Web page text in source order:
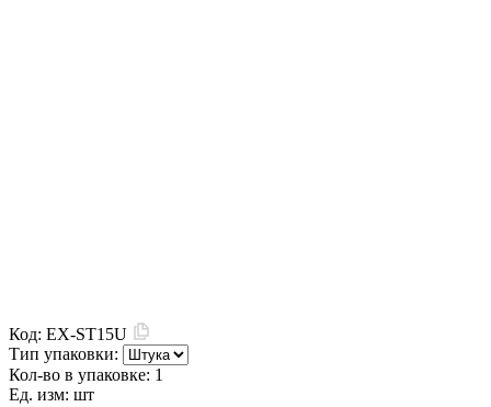
Код: EX-ST15U
Тип упаковки:
Кол-во в упаковке: 1
Ед. изм: шт